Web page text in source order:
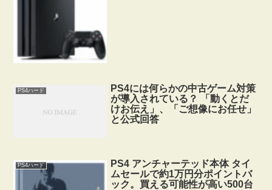
PS4ハード
PS4には何らかの中古ゲーム対策
が導入されている？ 「動くとだ
けお伝え」、「ご想像にお任せ」
と公式回答
PS4ハード
PS4 アンチャーテッド本体 タイ
ムセールで約1万円分ポイントバ
ック。買える可能性が高い500台